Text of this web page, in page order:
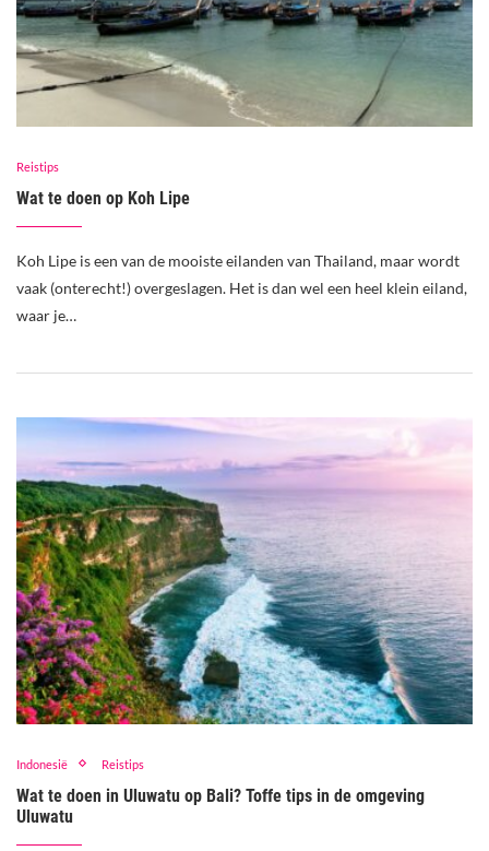
Reistips
Wat te doen op Koh Lipe
Koh Lipe is een van de mooiste eilanden van Thailand, maar wordt
vaak (onterecht!) overgeslagen. Het is dan wel een heel klein eiland,
waar je…
Indonesië Reistips
Wat te doen in Uluwatu op Bali? Toffe tips in de omgeving
Uluwatu